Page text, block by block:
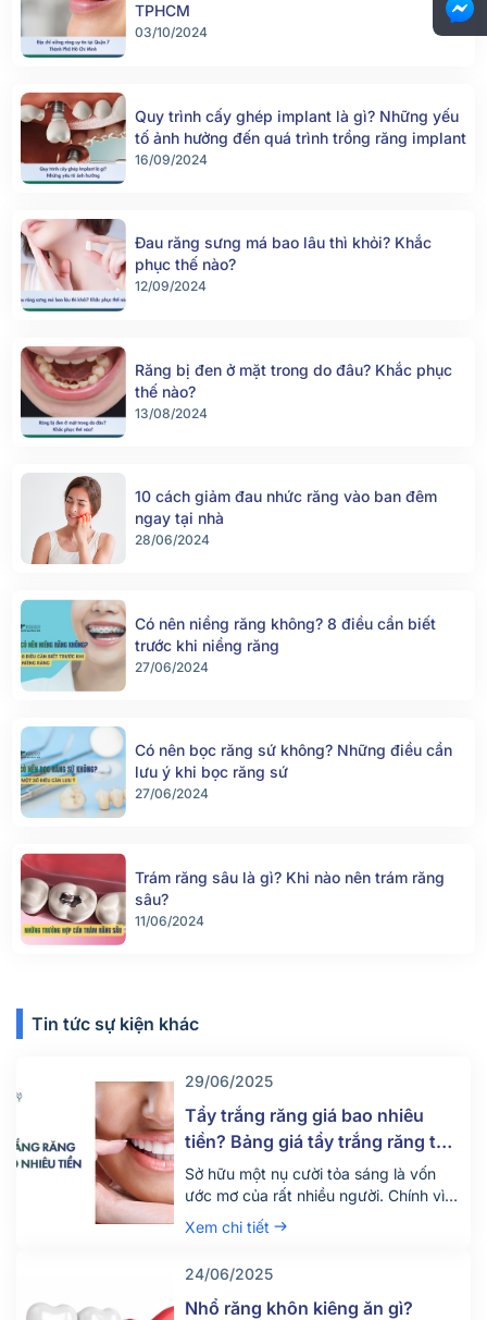
TPHCM
03/10/2024
Quy trình cấy ghép implant là gì? Những yếu
tố ảnh hưởng đến quá trình trồng răng implant
16/09/2024
Đau răng sưng má bao lâu thì khỏi? Khắc
phục thế nào?
12/09/2024
Răng bị đen ở mặt trong do đâu? Khắc phục
thế nào?
13/08/2024
10 cách giảm đau nhức răng vào ban đêm
ngay tại nhà
28/06/2024
Có nên niềng răng không? 8 điều cần biết
trước khi niềng răng
27/06/2024
Có nên bọc răng sứ không? Những điều cần
lưu ý khi bọc răng sứ
27/06/2024
Trám răng sâu là gì? Khi nào nên trám răng
sâu?
11/06/2024
Tin tức sự kiện khác
29/06/2025
Tẩy trắng răng giá bao nhiêu
tiền? Bảng giá tẩy trắng răng tại
nha khoa mới nhất 2025
Sở hữu một nụ cười tỏa sáng là vốn
ước mơ của rất nhiều người. Chính vì
vậy hiện nay có rất nhiều người tìm
đến dịch vụ tẩy trắng răng để thỏa
trắng răng giá bao nhiêu tiền? Quy
trình diễn ra dịch vụ này như […]
Xem chi tiết
24/06/2025
Nhổ răng khôn kiêng ăn gì?